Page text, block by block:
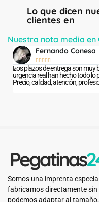
Lo que dicen
clientes en
Nuestra nota media en
tenido alguna
material a tiempo.
con ellos.
ALEX
Unos
atención al
bien.
Somos una imprenta
fabricamos directamente
podemos adaptar al